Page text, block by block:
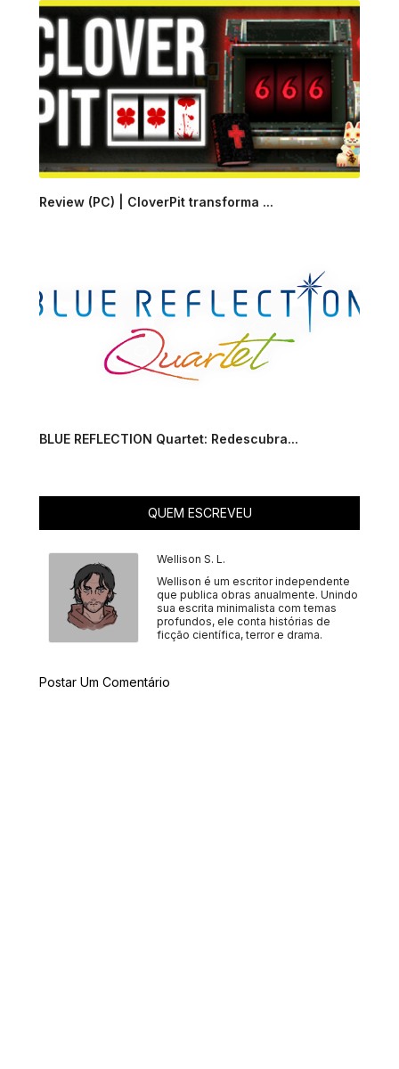
Review (PC) | CloverPit transforma ...
BLUE REFLECTION Quartet: Redescubra...
QUEM ESCREVEU
Wellison S. L.
Wellison é um escritor independente
que publica obras anualmente. Unindo
sua escrita minimalista com temas
profundos, ele conta histórias de
ficção científica, terror e drama.
Postar Um Comentário